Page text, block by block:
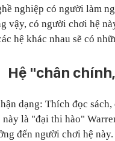
nghiệp có người làm
vậy, có người chơi hệ
hệ khác nhau sẽ có
Hệ "chân
dạng: Thích đọc
này là "đại thi hào"
đến người chơi hệ